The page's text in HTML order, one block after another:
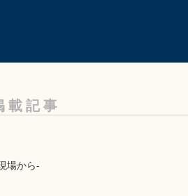
載記事
場から-